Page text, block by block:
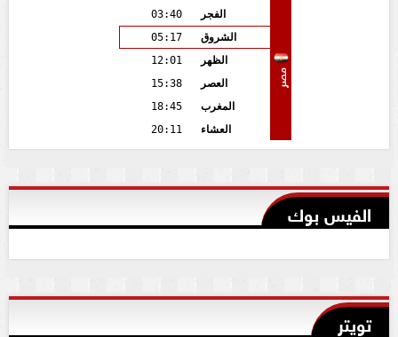
مصر
الفجر
03:40
الشروق
05:17
الظهر
12:01
العصر
15:38
المغرب
18:45
العشاء
20:11
الفيس بوك
تويتر